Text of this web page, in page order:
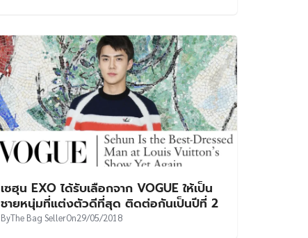
เซฮุน EXO ได้รับเลือกจาก VOGUE ให้เป็น
ชายหนุ่มที่แต่งตัวดีที่สุด ติดต่อกันเป็นปีที่ 2
ByThe Bag SellerOn29/05/2018